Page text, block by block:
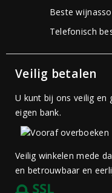
Beste
Telefonisch
Veilig betalen
U kunt bij ons veilig en
eigen bank.
Veilig winkelen mede
en betrouwbaar en